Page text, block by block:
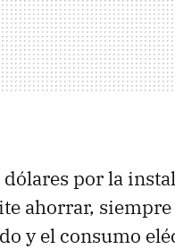
por la
ahorrar,
y el consumo